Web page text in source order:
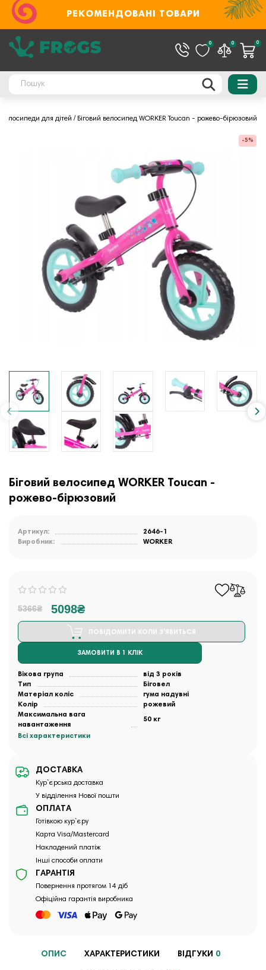
РЕКОМЕНДОВАНІ ТОВАРИ
0 0 0
Велосипеди для дітей Біговий велосипед WORKER Toucan - рожево-бірюзовий
-5%
Біговий велосипед WORKER Toucan -
рожево-бірюзовий
Артикул:
2646-1
Виробник:
WORKER
5366₴ 5098₴
ПОВІДОМИТИ КОЛИ З'ЯВИТЬСЯ
ЗАМОВИТИ В 1 КЛІК
Вікова група
від 3 років
Тип
Біговел
Матеріал коліс
гума надувні
Колір
рожевий
Максимальна вага
навантаження
50 кг
Всі характеристики
ДОСТАВКА
Кур`єрська доставка
У відділення Нової пошти
ОПЛАТА
Готівкою кур`єру
Карта Visa/Mastercard
Накладений платіж
Інші способи оплати
ГАРАНТІЯ
Повернення протягом 14 діб
Офіційна гарантія виробника
ОПИС ХАРАКТЕРИСТИКИ ВІДГУКИ 0